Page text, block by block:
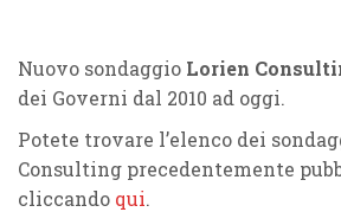
Nuovo sondaggio Lorien
dei Governi dal 2010 ad oggi.
Potete trovare l’elenco dei
Consulting precedentemente
cliccando qui.